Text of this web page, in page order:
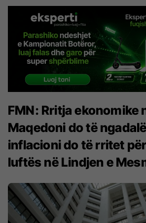
FMN: Rritja ekonomike
Maqedoni do të
inflacioni do të rritet
luftës në Lindjen e